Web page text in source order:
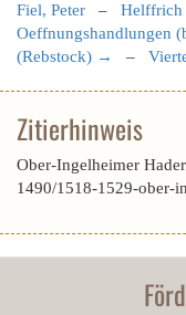
Fiel, Peter – Helffrich
Oeffnungshandlungen
(Rebstock) →
–
Zitierhinweis
Ober-Ingelheimer
1490/1518-1529-ober-